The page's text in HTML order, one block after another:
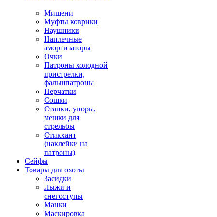
Мишени
Муфты коврики
Наушники
Наплечные
амортизаторы
Очки
Патроны холодной
пристрелки,
фальшпатроны
Перчатки
Сошки
Станки, упоры,
мешки для
стрельбы
Стикхант
(наклейки на
патроны)
Сейфы
Товары для охоты
Засидки
Лыжи и
снегоступы
Манки
Маскировка